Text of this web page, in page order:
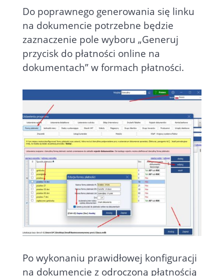
Do poprawnego generowania się linku
na dokumencie potrzebne będzie
zaznaczenie pole wyboru „Generuj
przycisk do płatności online na
dokumentach” w formach płatności.
Po wykonaniu prawidłowej konfiguracji
na dokumencie z odroczoną płatnością